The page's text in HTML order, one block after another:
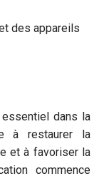
des appareils
dans la
à restaurer la
et à favoriser la
commence